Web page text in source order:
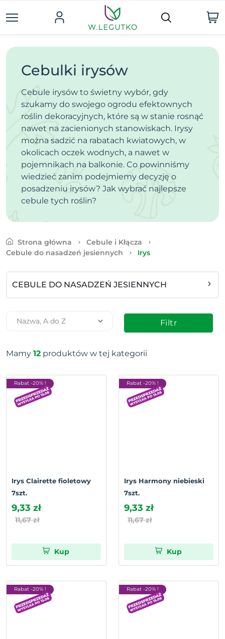
Cebulki irysów
Cebule irysów to świetny wybór, gdy
szukamy do swojego ogrodu efektownych
roślin dekoracyjnych, które są w stanie rosnąć
nawet na zacienionych stanowiskach. Irysy
można sadzić na rabatach kwiatowych, w
okolicach oczek wodnych, a nawet w
pojemnikach na balkonie. Co powinniśmy
wiedzieć zanim podejmiemy decyzję o
posadzeniu irysów? Jak wybrać najlepsze
cebule tych roślin?
Strona główna
Cebule i Kłącza
Cebule do nasadzeń jesiennych
Irys
CEBULE DO NASADZEŃ JESIENNYCH
Filtr
Mamy 12 produktów w tej kategorii
Rabat -20% !
Irys Clairette fioletowy
7szt.
9,33 zł
11,67 zł
Kup
Rabat -20% !
Irys Harmony niebieski
7szt.
9,33 zł
11,67 zł
Kup
Rabat -20% ! Rabat -20% !